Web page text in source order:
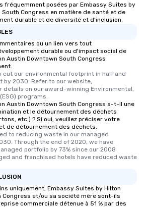
fréquemment posées par Embassy Suites by
Congress en matière de santé et de
durable et de diversité et d'inclusion.
ou un lien vers tout
durable ou d'impact social de
Austin Downtown South Congress
cut our environmental footprint in half and
by 2030. Refer to our website,
on our award-winning Environmental,
programs.
Austin Downtown South Congress a-t-il une
et le détournement des déchets
etc.) ? Si oui, veuillez préciser votre
de détournement des déchets.
to reducing waste in our managed
Through the end of 2020, we have
portfolio by 73% since our 2008
and franchised hotels have reduced waste
uniquement, Embassy Suites by Hilton
Congress et/ou sa société mère sont-ils
commerciale détenue à 51 % par des